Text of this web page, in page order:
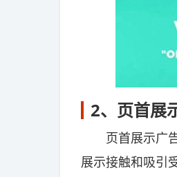
2、页首展
页首展示广告
展示接触和吸引